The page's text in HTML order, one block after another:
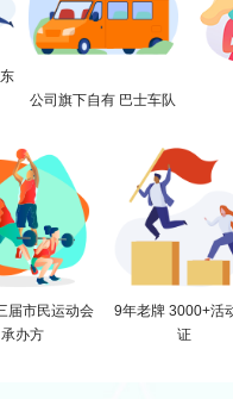
公司旗下自有 巴士车队
届市民运动会
承办方
9年老牌 3000+活
证